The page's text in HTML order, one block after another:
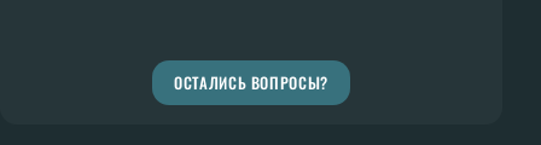
ОСТАЛИСЬ ВОПРОСЫ?